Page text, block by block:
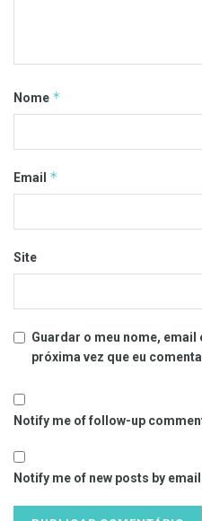
Nome *
Email *
Site
Guardar o meu nome,
próxima vez que eu
Notify me of follow-up
Notify me of new posts by